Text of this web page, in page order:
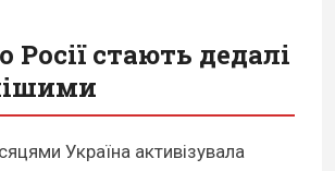
Росії стають дедалі
Україна активізувала